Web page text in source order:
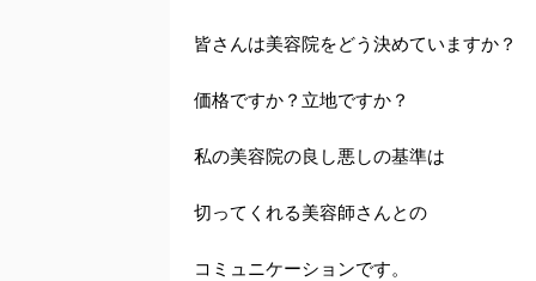
皆さんは美容院をどう決めていますか？
価格ですか？立地ですか？
私の美容院の良し悪しの基準は
切ってくれる美容師さんとの
コミュニケーションです。